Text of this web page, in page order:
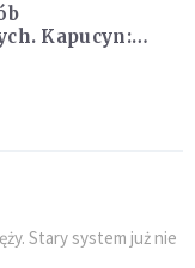
Kapucyn:
rzadko jest
Stary system już nie